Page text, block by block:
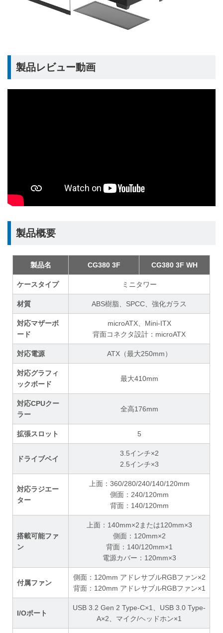
製品レビュー動画
製品概要
製品名 CG380 3F CG380 3F WH
ケースタイプ ミニタワー
材質 ABS樹脂、SPCC、強化ガラス
対応マザーボ
ード
microATX、Mini-ITX
背面コネクタ設計：microATX
対応電源 ATX（最大250mm）
対応グラフィ
ックボード
最大410mm
対応CPUクー
ラー
全高176mm
拡張スロット 5
ドライブベイ
3.5インチ×2
2.5インチ×3
対応ラジエー
ター
上面：360/280/240/140/120mm
側面：240/120mm
背面：140/120mm
搭載可能ファ
ン
上面：140mm×2または120mm×3
側面：120mm×2
背面：140/120mm×1
電源カバー：120mm×3
付属ファン
側面：120mm アドレサブルRGBファン×2
背面：120mm アドレサブルRGBファン×1
I/Oポート
USB 3.2 Gen 2 Type-C×1、USB 3.0 Type-
A×2、マイク/ヘッドホン×1